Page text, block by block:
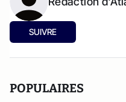
SUIVRE
POPULAIRES